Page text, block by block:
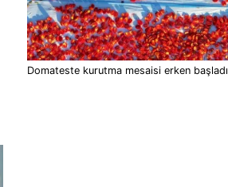
Domateste kurutma mesaisi erken başladı